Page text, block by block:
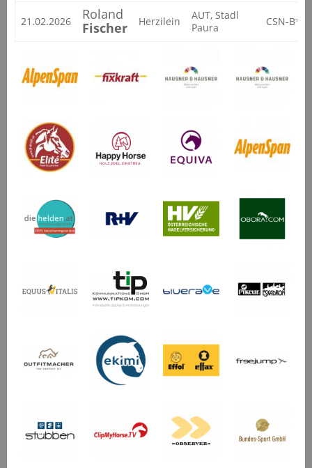
21.02.2026
Roland
Fischer
Herzilein
AUT, Stadl
Paura
CSN-B*